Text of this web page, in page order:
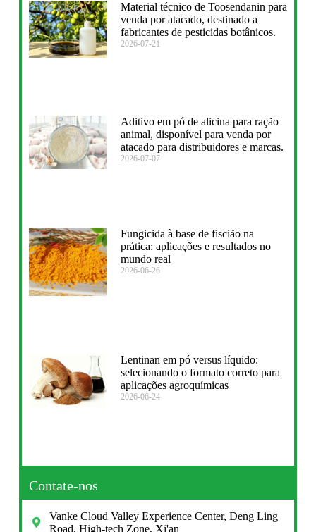
Material técnico de Toosendanin para
venda por atacado, destinado a
fabricantes de pesticidas botânicos.
2026-07-21
Aditivo em pó de alicina para ração
animal, disponível para venda por
atacado para distribuidores e marcas.
2026-07-07
Fungicida à base de fiscião na
prática: aplicações e resultados no
mundo real
2026-06-26
Lentinan em pó versus líquido:
selecionando o formato correto para
aplicações agroquímicas
2026-06-24
Contate-nos
Vanke Cloud Valley Experience Center, Deng Ling
Road, High-tech Zone, Xi'an